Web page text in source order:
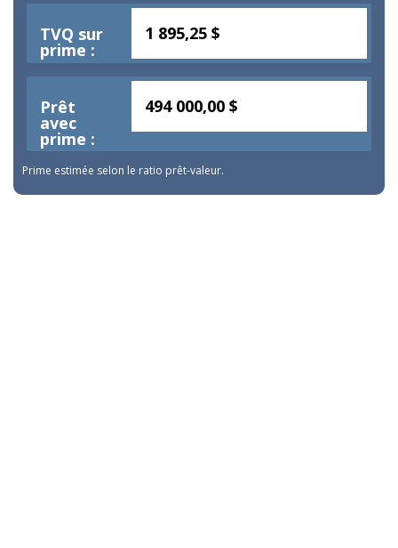
TVQ sur
prime :
1 895,25 $
Prêt
avec
prime :
494 000,00 $
Prime estimée selon le ratio prêt-valeur.